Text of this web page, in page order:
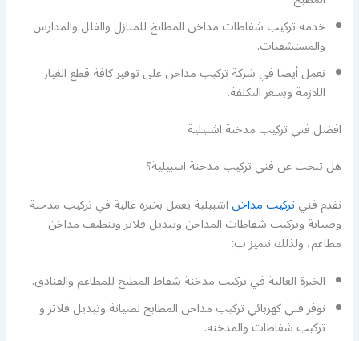
خدمة تركيب شفاطات مداخن المطابخ للمنازل والفلل والمدارس
والمستشفيات.
نعمل أيضا في شركة تركيب مداخن على توفير كافة قطع الغيار
اللازمة وبسعر التكلفة.
افضل فني تركيب مدخنة اشبيلية
هل تبحث عن فني تركيب مدخنة اشبيلية؟
نقدم فنيتركيب مداخناشبيلية يعمل بخبرة عالية في تركيب مدخنة
وصيانة وتركيب شفاطات المداخن وتبديل فلاتر وتنظيف مداخن
مطاعم، ولذلك نتميز ب:
الخبرة العالية في تركيب مدخنة شفاط المطبخ للمطاعم والفنادق.
نوفر فني كهربائي تركيب مداخن المطابخ لصيانة وتبديل فلاتر و
تركيب شفاطات والمدخنة.